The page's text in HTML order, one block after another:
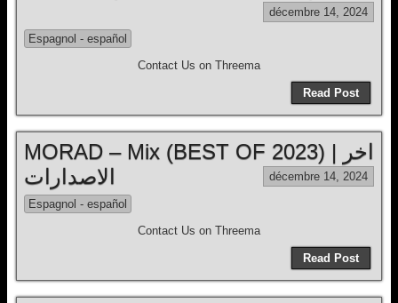
décembre 14, 2024
Espagnol - español
Contact Us on Threema
Read Post
MORAD – Mix (BEST OF 2023) | اخر
الاصدارات
décembre 14, 2024
Espagnol - español
Contact Us on Threema
Read Post